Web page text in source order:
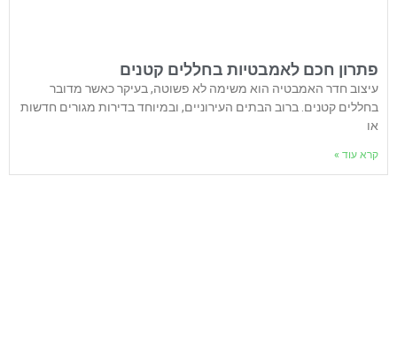
פתרון חכם לאמבטיות בחללים קטנים
עיצוב חדר האמבטיה הוא משימה לא פשוטה, בעיקר כאשר מדובר
בחללים קטנים. ברוב הבתים העירוניים, ובמיוחד בדירות מגורים חדשות
או
קרא עוד »